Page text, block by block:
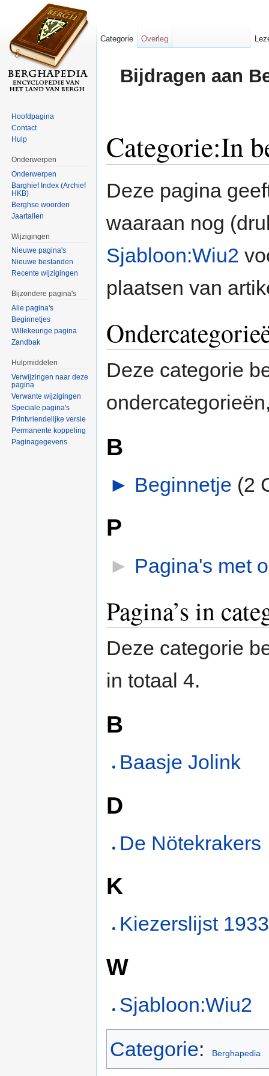
Bijdragen aan
Categorie:In
Deze pagina
waaraan nog
Sjabloon:Wiu2
plaatsen van
Deze categorie
B
► Beginnetje (2
P
► Pagina's met
Pagina’s in
Deze categorie
in totaal 4.
B
Baasje Jolink
D
De Nötekrakers
K
Kiezerslijst 1933
W
Sjabloon:Wiu2
Categorie: Berghapedia
Categorie Overleg
Hoofdpagina
Contact
Hulp
Onderwerpen
Onderwerpen
Barghief Index (Archief
HKB)
Berghse woorden
Jaartallen
Wijzigingen
Nieuwe pagina's
Nieuwe bestanden
Recente wijzigingen
Bijzondere pagina's
Alle pagina's
Beginnetjes
Willekeurige pagina
Zandbak
Hulpmiddelen
Verwijzingen naar deze
pagina
Verwante wijzigingen
Speciale pagina's
Printvriendelijke versie
Permanente koppeling
Paginagegevens